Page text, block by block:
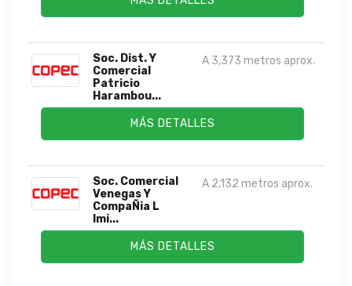
Soc. Dist. Y
Comercial
Patricio
Harambou...
A 3,373 metros aprox.
MÁS DETALLES
Soc. Comercial
Venegas Y
CompaÑia L
Imi...
A 2,132 metros aprox.
MÁS DETALLES